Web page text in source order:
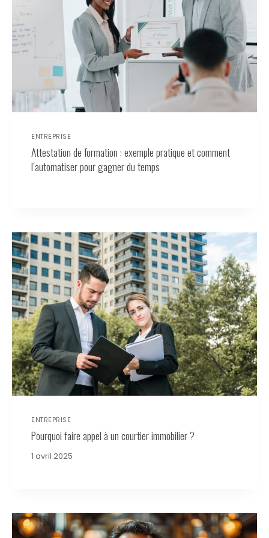
ENTREPRISE
Attestation de formation : exemple pratique et comment
l’automatiser pour gagner du temps
ENTREPRISE
Pourquoi faire appel à un courtier immobilier ?
1 avril 2025